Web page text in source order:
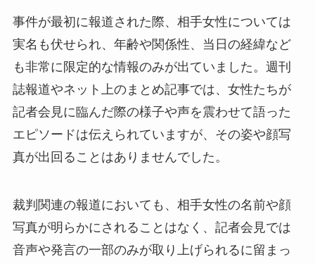
事件が最初に報道された際、相手女性については
実名も伏せられ、年齢や関係性、当日の経緯など
も非常に限定的な情報のみが出ていました。週刊
誌報道やネット上のまとめ記事では、女性たちが
記者会見に臨んだ際の様子や声を震わせて語った
エピソードは伝えられていますが、その姿や顔写
真が出回ることはありませんでした。
裁判関連の報道においても、相手女性の名前や顔
写真が明らかにされることはなく、記者会見では
音声や発言の一部のみが取り上げられるに留まっ